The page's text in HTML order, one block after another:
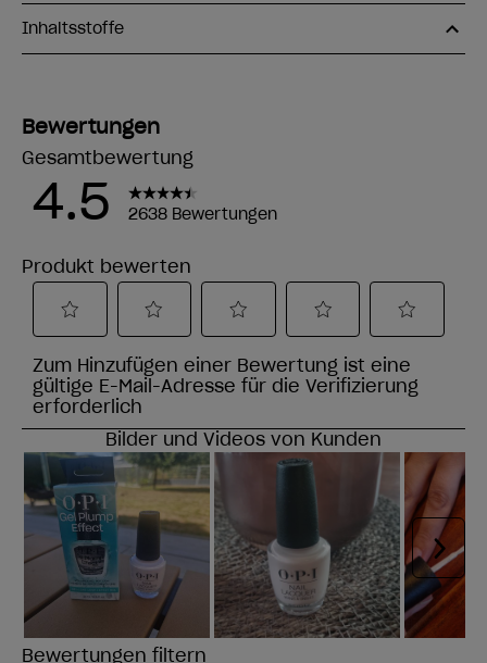
Inhaltsstoffe